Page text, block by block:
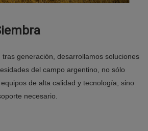
generación, desarrollamos soluciones
del campo argentino, no sólo
de alta calidad y tecnología, sino
necesario.